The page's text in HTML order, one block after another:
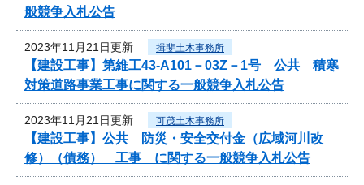
般競争入札公告
2023年11月21日更新 揖斐土木事務所
【建設工事】第維工43-A101－03Z－1号 公共 積寒
対策道路事業工事に関する一般競争入札公告
2023年11月21日更新 可茂土木事務所
【建設工事】公共 防災・安全交付金（広域河川改
修）（債務） 工事 に関する一般競争入札公告